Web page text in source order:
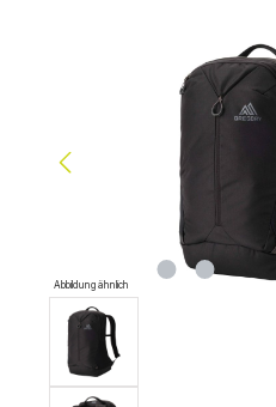
Abbildung ähnlich